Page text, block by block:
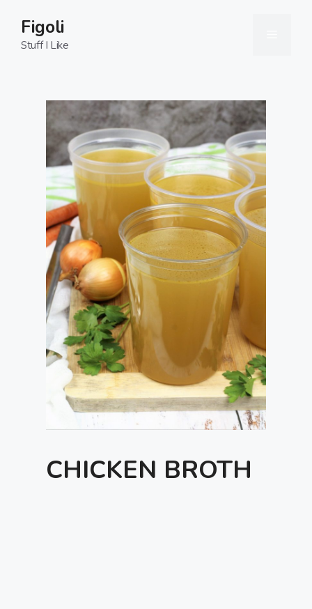
content
Figoli
Stuff I Like
CHICKEN BROTH